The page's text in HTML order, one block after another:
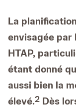
La
envisagée par
HTAP,
étant donné
aussi bien la
élevé.2 Dès